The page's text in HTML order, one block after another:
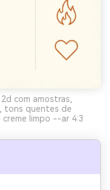
com amostras,
tons quentes de
limpo --ar 4:3